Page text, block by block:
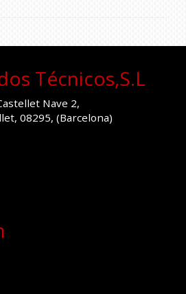
Técnicos,S.L
Nave 2,
, 08295, (Barcelona)